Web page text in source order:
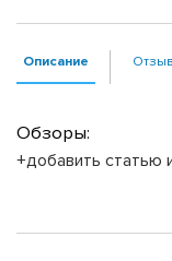
Описание
Обзоры:
+добавить статью